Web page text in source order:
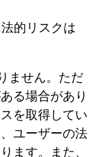
的リスクは
ません。ただ
る場合があり
を取得してい
ユーザーの法
ます。また、